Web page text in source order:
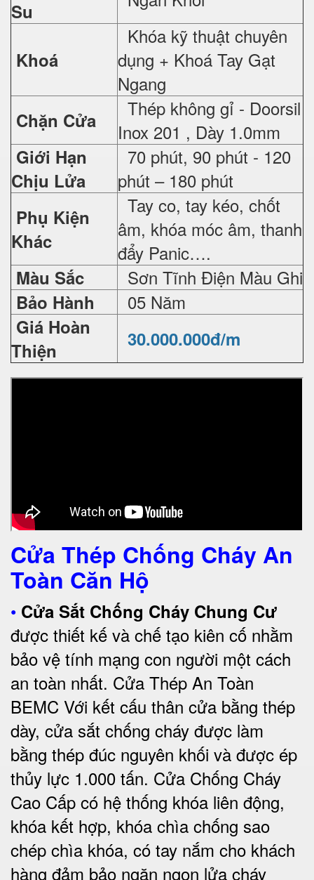
Su
Khoá
Khóa kỹ thuật chuyên
dụng + Khoá Tay Gạt
Ngang
Chặn Cửa
Thép không gỉ - Doorsil
Inox 201 , Dày 1.0mm
Giới Hạn
Chịu Lửa
70 phút, 90 phút - 120
phút – 180 phút
Phụ Kiện
Khác
Tay co, tay kéo, chốt
âm, khóa móc âm, thanh
đẩy Panic….
Màu Sắc Sơn Tĩnh Điện Màu Ghi
Bảo Hành 05 Năm
Giá Hoàn
Thiện
30.000.000đ/m
Cửa Thép Chống Cháy An
Toàn Căn Hộ
• Cửa Sắt Chống Cháy Chung Cư
được thiết kế và chế tạo kiên cố nhằm
bảo vệ tính mạng con người một cách
an toàn nhất. Cửa Thép An Toàn
BEMC Với kết cấu thân cửa bằng thép
dày, cửa sắt chống cháy được làm
bằng thép đúc nguyên khối và được ép
thủy lực 1.000 tấn. Cửa Chống Cháy
Cao Cấp có hệ thống khóa liên động,
khóa kết hợp, khóa chìa chống sao
chép chìa khóa, có tay nắm cho khách
hàng đảm bảo ngăn ngọn lửa cháy